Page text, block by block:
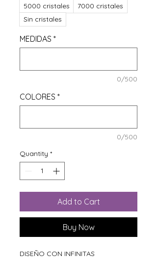
5000 cristales
7000 cristales
Sin cristales
MEDIDAS *
0/500
COLORES *
0/500
Quantity *
Add to Cart
Buy Now
DISEÑO CON INFINITAS